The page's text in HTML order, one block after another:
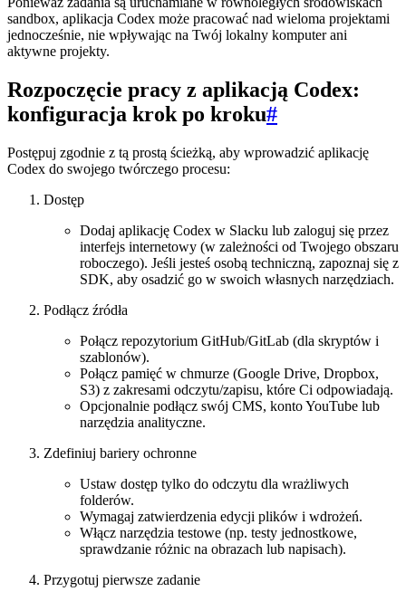
sandbox, aplikacja Codex może pracować nad wieloma projektami
jednocześnie, nie wpływając na Twój lokalny komputer ani
aktywne projekty.
Rozpoczęcie pracy z aplikacją Codex:
konfiguracja krok po kroku#
Postępuj zgodnie z tą prostą ścieżką, aby wprowadzić aplikację
Codex do swojego twórczego procesu:
Dostęp
Dodaj aplikację Codex w Slacku lub zaloguj się przez
interfejs internetowy (w zależności od Twojego obszaru
roboczego). Jeśli jesteś osobą techniczną, zapoznaj się z
SDK, aby osadzić go w swoich własnych narzędziach.
Podłącz źródła
Połącz repozytorium GitHub/GitLab (dla skryptów i
szablonów).
Połącz pamięć w chmurze (Google Drive, Dropbox,
S3) z zakresami odczytu/zapisu, które Ci odpowiadają.
Opcjonalnie podłącz swój CMS, konto YouTube lub
narzędzia analityczne.
Zdefiniuj bariery ochronne
Ustaw dostęp tylko do odczytu dla wrażliwych
folderów.
Wymagaj zatwierdzenia edycji plików i wdrożeń.
Włącz narzędzia testowe (np. testy jednostkowe,
sprawdzanie różnic na obrazach lub napisach).
Przygotuj pierwsze zadanie